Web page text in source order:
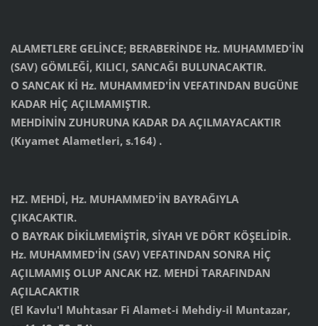
ALAMETLERE GELİNCE; BERABERİNDE Hz. MUHAMMED'İN
(SAV) GÖMLEĞİ, KILICI, SANCAĞI BULUNACAKTIR.
O SANCAK Kİ Hz. MUHAMMED'İN VEFATINDAN BUGÜNE
KADAR HİÇ AÇILMAMIŞTIR.
MEHDİNİN ZUHURUNA KADAR DA AÇILMAYACAKTIR
(Kıyamet Alametleri, s.164) .
HZ. MEHDİ, Hz. MUHAMMED'İN BAYRAĞIYLA
ÇIKACAKTIR.
O BAYRAK DİKİLMEMİŞTİR, SİYAH VE DÖRT KÖŞELİDİR.
Hz. MUHAMMED'İN (SAV) VEFATINDAN SONRA HİÇ
AÇILMAMIŞ OLUP ANCAK HZ. MEHDİ TARAFINDAN
AÇILACAKTIR
(El Kavlu'l Muhtasar Fi Alamet-i Mehdiy-il Muntazar,